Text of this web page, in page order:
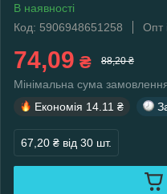
В наявності
Код: 5906948651258
Опт
74,09 ₴ 88,20 ₴
Мінімальна сума
Економія 14.11 ₴
67,20 ₴ від 30 шт.